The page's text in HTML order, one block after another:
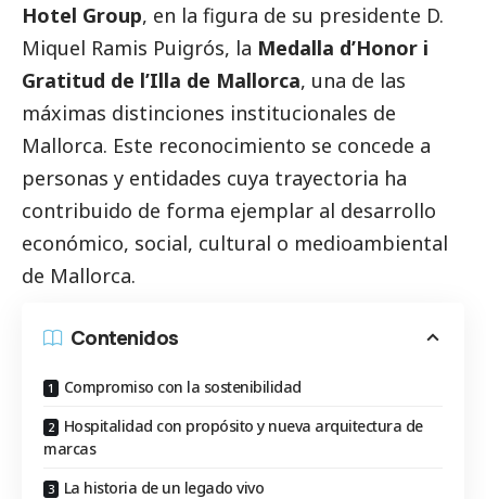
Hotel Group, en la figura de su presidente D.
Miquel Ramis Puigrós, la Medalla d’Honor i
Gratitud de l’Illa de Mallorca, una de las
máximas distinciones institucionales de
Mallorca. Este reconocimiento se concede a
personas y entidades cuya trayectoria ha
contribuido de forma ejemplar al desarrollo
económico, social, cultural o medioambiental
de Mallorca.
Contenidos
Compromiso con la sostenibilidad
Hospitalidad con propósito y nueva arquitectura de
marcas
La historia de un legado vivo